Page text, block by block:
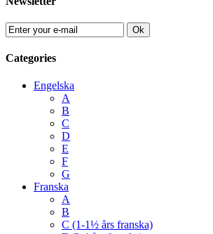
Ok
Categories
Engelska
A
B
C
D
E
F
G
Franska
A
B
C (1-1½ års franska)